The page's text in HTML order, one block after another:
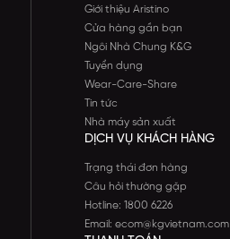
Giới thiệu Aristino
Cửa hàng gần bạn
Ngôi Nhà Chung K&G
Tuyển dụng
Wear-Care-Share
Tin tức
Nhà máy sản xuất
DỊCH VỤ KHÁCH HÀNG
Trạng thái đơn hàng
Câu hỏi thường gặp
Hotline: 1800 6226
Email: ecom@kgvietnam.com